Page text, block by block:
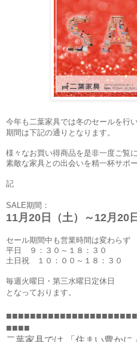
今年も二葉家具では冬のセールを行い
期間は下記の通りとなります。
様々なお買い得商品を是非一度ご覧
素敵な家具との出会いを精一杯サポ
記
SALE期間：
11月20日（土）～12月20
セール期間中も営業時間は変わらず
平日 ９：３０～１８：３０
土日祝 １０：００～１８：３０
毎週火曜日・第三水曜日定休日
となっております。
■■■■